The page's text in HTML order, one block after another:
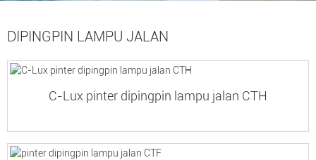
DIPINGPIN LAMPU JALAN
C-Lux pinter dipingpin lampu jalan CTH